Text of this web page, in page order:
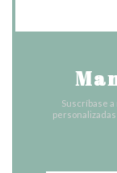
Suscríbase